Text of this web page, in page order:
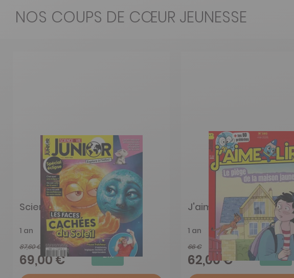
NOS COUPS DE CŒUR JEUNESSE
Science et Vie Junior
1 an
87,60 €
69,00 € -21%
J'aime Lire
1 an
66 €
62,00 € -6%